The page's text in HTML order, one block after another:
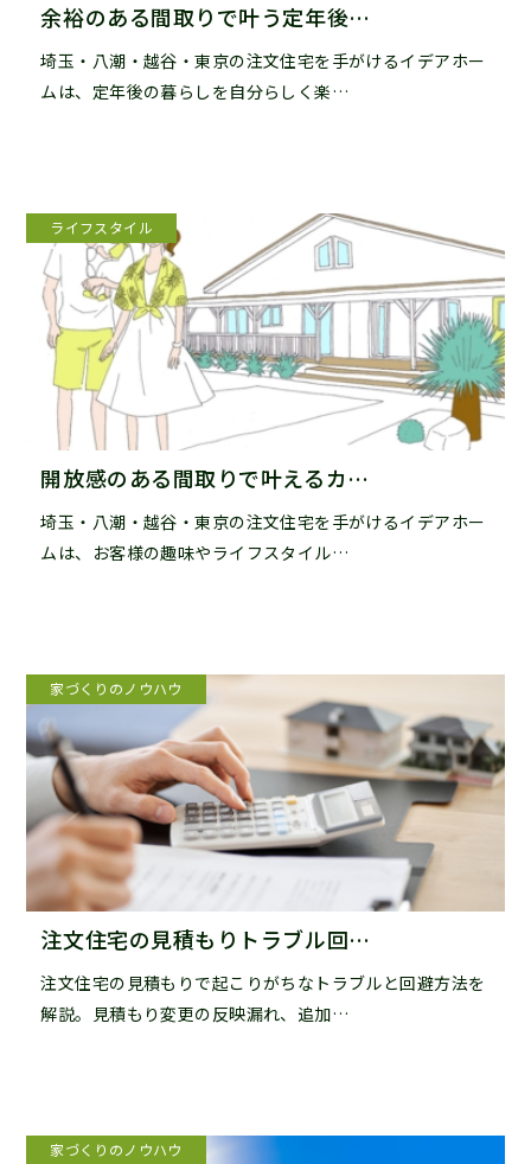
余裕のある間取りで叶う定年後…
埼玉・八潮・越谷・東京の注文住宅を手がけるイデアホー
ムは、定年後の暮らしを自分らしく楽…
ライフスタイル
開放感のある間取りで叶えるカ…
埼玉・八潮・越谷・東京の注文住宅を手がけるイデアホー
ムは、お客様の趣味やライフスタイル…
お金のノウハウ
家づくりのノウハウ
注文住宅の見積もりトラブル回…
注文住宅の見積もりで起こりがちなトラブルと回避方法を
解説。見積もり変更の反映漏れ、追加…
家づくりのノウハウ